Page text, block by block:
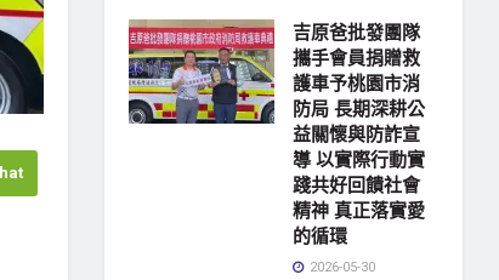
吉原爸批發團隊
攜手會員捐贈救
護車予桃園市消
防局 長期深耕公
益關懷與防詐宣
導 以實際行動實
踐共好回饋社會
精神 真正落實愛
的循環
2026-05-30